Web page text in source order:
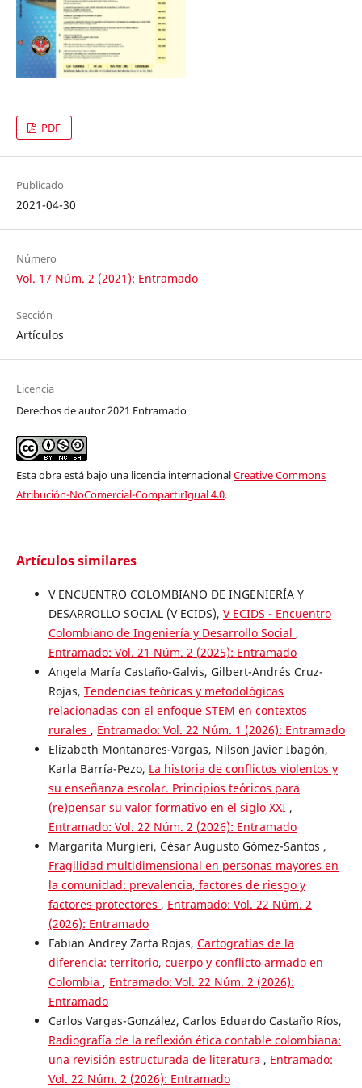
PDF
Publicado
2021-04-30
Número
Vol. 17 Núm. 2 (2021): Entramado
Sección
Artículos
Licencia
Derechos de autor 2021 Entramado
Esta obra está bajo una licencia internacionalCreative Commons
Atribución-NoComercial-CompartirIgual 4.0.
Artículos similares
V ENCUENTRO COLOMBIANO DE INGENIERÍA Y
DESARROLLO SOCIAL (V ECIDS), V ECIDS - Encuentro
Colombiano de Ingeniería y Desarrollo Social ,
Entramado: Vol. 21 Núm. 2 (2025): Entramado
Angela María Castaño-Galvis, Gilbert-Andrés Cruz-
Rojas, Tendencias teóricas y metodológicas
relacionadas con el enfoque STEM en contextos
rurales , Entramado: Vol. 22 Núm. 1 (2026): Entramado
Elizabeth Montanares-Vargas, Nilson Javier Ibagón,
Karla Barría-Pezo, La historia de conflictos violentos y
su enseñanza escolar. Principios teóricos para
(re)pensar su valor formativo en el siglo XXI ,
Entramado: Vol. 22 Núm. 2 (2026): Entramado
Margarita Murgieri, César Augusto Gómez-Santos ,
Fragilidad multidimensional en personas mayores en
la comunidad: prevalencia, factores de riesgo y
factores protectores , Entramado: Vol. 22 Núm. 2
(2026): Entramado
Fabian Andrey Zarta Rojas, Cartografías de la
diferencia: territorio, cuerpo y conflicto armado en
Colombia , Entramado: Vol. 22 Núm. 2 (2026):
Entramado
Carlos Vargas-González, Carlos Eduardo Castaño Ríos,
Radiografía de la reflexión ética contable colombiana:
una revisión estructurada de literatura , Entramado:
Vol. 22 Núm. 2 (2026): Entramado